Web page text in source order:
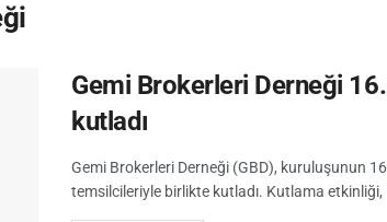
Gemi Brokerleri Derneği 16.
kutladı
Gemi Brokerleri Derneği (GBD), kuruluşunun
temsilcileriyle birlikte kutladı. Kutlama etkinliği,